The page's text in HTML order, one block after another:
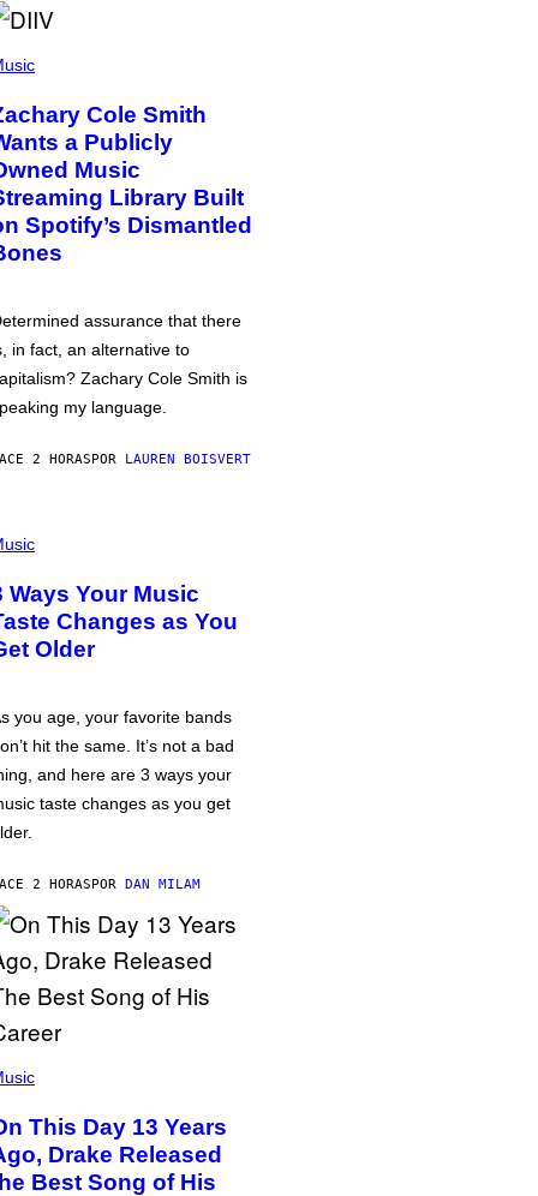
Cole Smith
a Publicly
Music
Library Built
Spotify’s Dismantled
assurance that there
in fact, an alternative to
Zachary Cole Smith is
my language.
2 HORASPOR LAUREN BOISVERT
Ways Your Music
Changes as You
Older
you age, your favorite bands
hit the same. It’s not a bad
and here are 3 ways your
taste changes as you get
2 HORASPOR DAN MILAM
This Day 13 Years
Drake Released
Best Song of His